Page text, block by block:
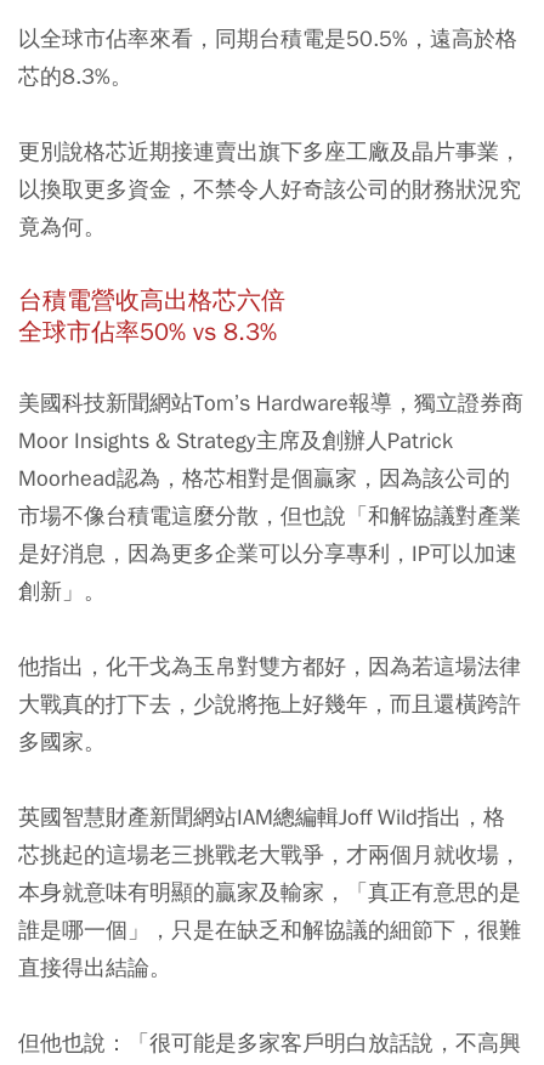
以全球市佔率來看，同期台積電是50.5%，遠高於格
芯的8.3%。
更別說格芯近期接連賣出旗下多座工廠及晶片事業，
以換取更多資金，不禁令人好奇該公司的財務狀況究
竟為何。
台積電營收高出格芯六倍
全球市佔率50% vs 8.3%
美國科技新聞網站Tom’s Hardware報導，獨立證券商
Moor Insights & Strategy主席及創辦人Patrick
Moorhead認為，格芯相對是個贏家，因為該公司的
市場不像台積電這麼分散，但也說「和解協議對產業
是好消息，因為更多企業可以分享專利，IP可以加速
創新」。
他指出，化干戈為玉帛對雙方都好，因為若這場法律
大戰真的打下去，少說將拖上好幾年，而且還橫跨許
多國家。
英國智慧財產新聞網站IAM總編輯Joff Wild指出，格
芯挑起的這場老三挑戰老大戰爭，才兩個月就收場，
本身就意味有明顯的贏家及輸家，「真正有意思的是
誰是哪一個」，只是在缺乏和解協議的細節下，很難
直接得出結論。
但他也說：「很可能是多家客戶明白放話說，不高興